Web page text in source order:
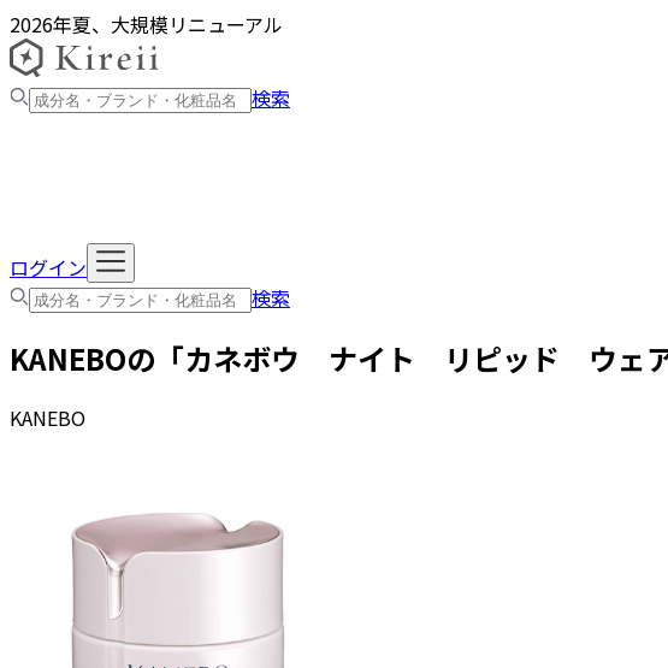
2026年夏、大規模リニューアル
検索
ログイン
検索
KANEBOの「カネボウ ナイト リピッド ウェ
KANEBO